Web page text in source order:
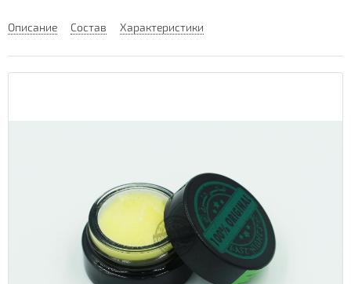
Описание Состав Характеристики